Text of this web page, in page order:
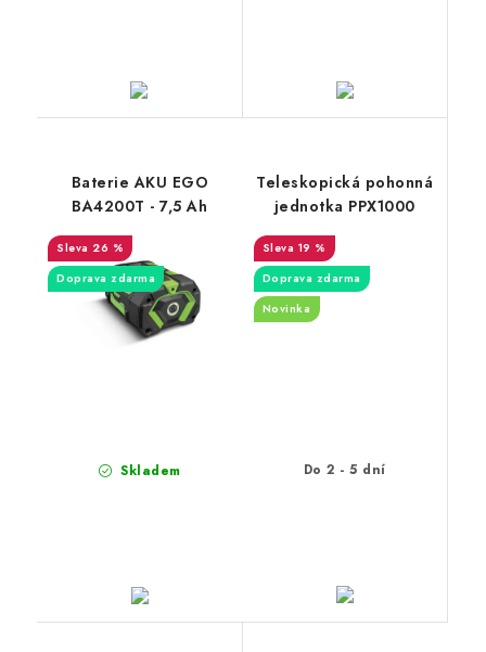
Baterie AKU EGO
BA4200T - 7,5 Ah
26 %
Doprava zdarma
Skladem
Teleskopická pohonná
jednotka PPX1000
19 %
Doprava zdarma
Novinka
Do 2 - 5 dní